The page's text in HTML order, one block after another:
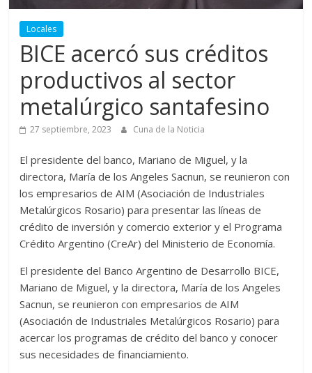
Locales
BICE acercó sus créditos
productivos al sector
metalúrgico santafesino
27 septiembre, 2023 Cuna de la Noticia
El presidente del banco, Mariano de Miguel, y la
directora, María de los Angeles Sacnun, se reunieron con
los empresarios de AIM (Asociación de Industriales
Metalúrgicos Rosario) para presentar las líneas de
crédito de inversión y comercio exterior y el Programa
Crédito Argentino (CreAr) del Ministerio de Economía.
El presidente del Banco Argentino de Desarrollo BICE,
Mariano de Miguel, y la directora, María de los Angeles
Sacnun, se reunieron con empresarios de AIM
(Asociación de Industriales Metalúrgicos Rosario) para
acercar los programas de crédito del banco y conocer
sus necesidades de financiamiento.